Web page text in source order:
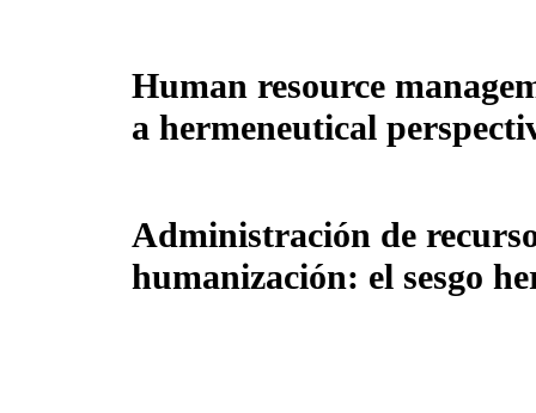
Human resource
a hermeneutical
Administración de
humanización: el sesgo